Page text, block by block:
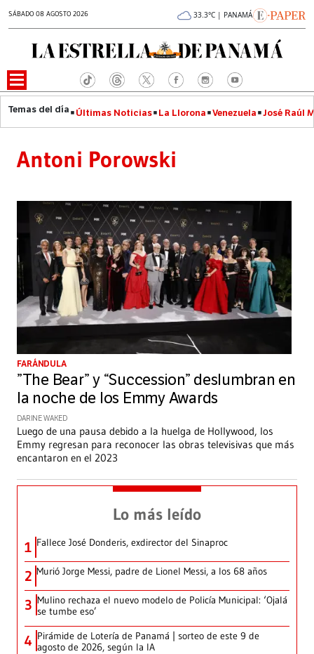
SÁBADO 08 AGOSTO 2026 33.3°C | PANAMÁ
Últimas Noticias La Llorona Venezuela José Raúl
Antoni Porowski
FARÁNDULA
”The Bear” y “Succession” deslumbran en
la noche de los Emmy Awards
DARINE WAKED
Luego de una pausa debido a la huelga de Hollywood, los
Emmy regresan para reconocer las obras televisivas que más
encantaron en el 2023
Lo más leído
1 Fallece José Donderis, exdirector del Sinaproc
2 Murió Jorge Messi, padre de Lionel Messi, a los 68 años
3 Mulino rechaza el nuevo modelo de Policía Municipal: ‘Ojalá
se tumbe eso’
4 Pirámide de Lotería de Panamá | sorteo de este 9 de
agosto de 2026, según la IA